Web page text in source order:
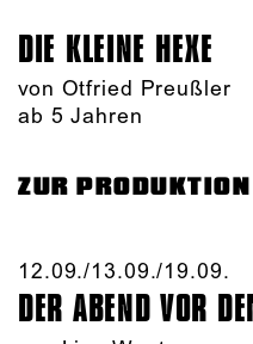
DIE KLEINE HEXE
von Otfried Preußler
ab 5 Jahren
ZUR PRODUKTION
12.09./​13.09./​19.09.​
DER ABEND VOR